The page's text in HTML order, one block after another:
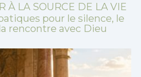
À LA SOURCE DE LA VIE
pour le silence, le
rencontre avec Dieu